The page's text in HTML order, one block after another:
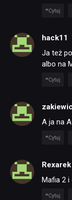
Cytuj
hack11
Ja też
albo na
Cytuj
A ja na
Cytuj
Rexarek
Mafia 2 i
Cytuj